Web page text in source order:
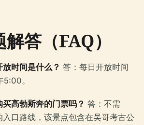
答（FAQ）
时间是什么？ 答：每日开放时间
。
高勃斯奔的门票吗？ 答：不需
口路线，该景点包含在吴哥考古公